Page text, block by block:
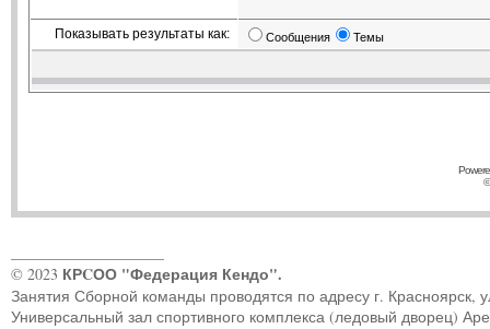
Показывать результаты как: Сообщения Темы
© 2023 КРCОО "Федерация Кендо".
Занятия Сборной команды проводятся по адресу г. Красноярск,
Универсальный зал спортивного комплекса (ледовый дворец)